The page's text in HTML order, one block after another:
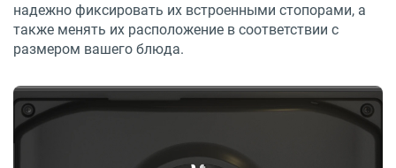
надежно фиксировать их встроенными стопорами, а
также менять их расположение в соответствии с
размером вашего блюда.